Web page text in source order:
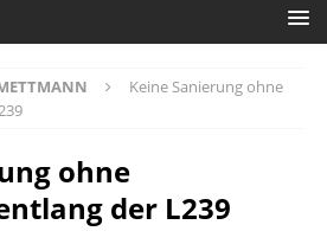
Keine Sanierung ohne
ohne
der L239